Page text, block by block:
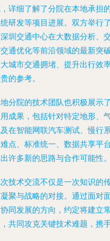
详细了解了分院在本地承担
研发等项目进展。双方举行
圳交通中心在大数据分析、
通优化等前沿领域的最新突
城市交通拥堵、提升出行效
的参考。
分院的技术团队也积极展示
成果，包括针对特定地形、
在智能网联汽车测试、慢行
点、标准统一、数据共享平
许多新的思路与合作可能性。
技术交流不仅是一次知识的
聚与战略的对接。通过面对
同发展的方向，约定将建立
共同攻克关键技术难题，携